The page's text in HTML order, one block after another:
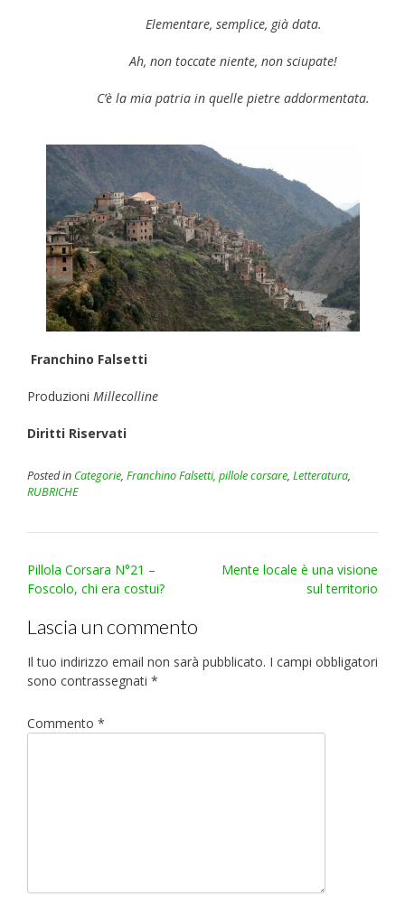
Elementare, semplice, già data.
Ah, non toccate niente, non sciupate!
C’è la mia patria in quelle pietre addormentata.
Franchino Falsetti
Produzioni Millecolline
Diritti Riservati
Posted in Categorie, Franchino Falsetti, pillole corsare, Letteratura,
RUBRICHE
Post
navigation
Pillola Corsara N°21 –
Foscolo, chi era costui?
Mente locale è una visione
sul territorio
Lascia un commento
Il tuo indirizzo email non sarà pubblicato. I campi obbligatori
sono contrassegnati *
Commento *